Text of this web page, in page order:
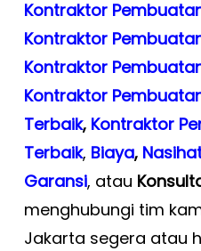
Kontraktor
Kontraktor
Kontraktor
Kontraktor Pembuatan
Terbaik, Kontraktor
Terbaik, Biaya,
Garansi, atau
menghubungi tim
Jakarta segera atau